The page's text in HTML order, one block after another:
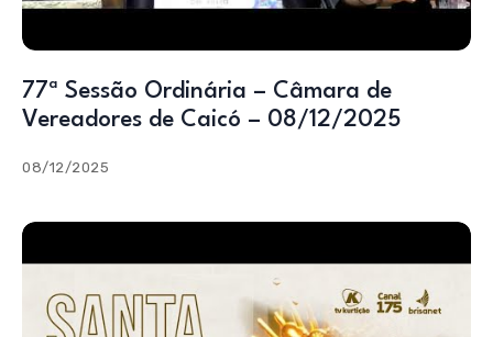
77ª Sessão Ordinária – Câmara de
Vereadores de Caicó – 08/12/2025
08/12/2025